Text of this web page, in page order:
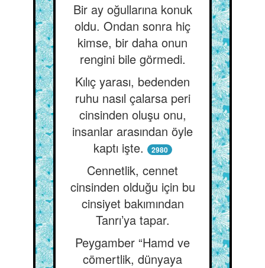
Bir ay oğullarına konuk
oldu. Ondan sonra hiç
kimse, bir daha onun
rengini bile görmedi.
Kılıç yarası, bedenden
ruhu nasıl çalarsa peri
cinsinden oluşu onu,
insanlar arasından öyle
kaptı işte.
2980
Cennetlik, cennet
cinsinden olduğu için bu
cinsiyet bakımından
Tanrı’ya tapar.
Peygamber “Hamd ve
cömertlik, dünyaya